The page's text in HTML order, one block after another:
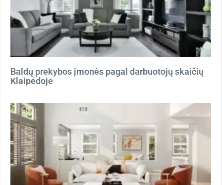
Baldų prekybos įmonės pagal darbuotojų skaičių
Klaipėdoje